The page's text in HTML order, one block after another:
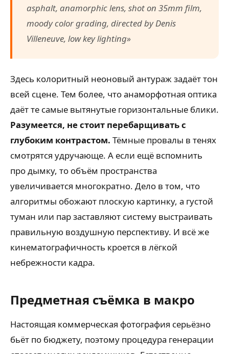
asphalt, anamorphic lens, shot on 35mm film,
moody color grading, directed by Denis
Villeneuve, low key lighting»
Здесь колоритный неоновый антураж задаёт тон
всей сцене. Тем более, что анаморфотная оптика
даёт те самые вытянутые горизонтальные блики.
Разумеется, не стоит перебарщивать с
глубоким контрастом. Тёмные провалы в тенях
смотрятся удручающе. А если ещё вспомнить
про дымку, то объём пространства
увеличивается многократно. Дело в том, что
алгоритмы обожают плоскую картинку, а густой
туман или пар заставляют систему выстраивать
правильную воздушную перспективу. И всё же
кинематографичность кроется в лёгкой
небрежности кадра.
Предметная съёмка в макро
Настоящая коммерческая фотография серьёзно
бьёт по бюджету, поэтому процедура генерации